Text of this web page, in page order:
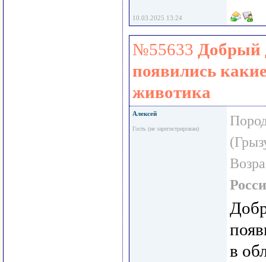
10.03.2025 13:24
№55633 Добрый
появились
животика
Алексей
Гость (не зарегистрирован)
в